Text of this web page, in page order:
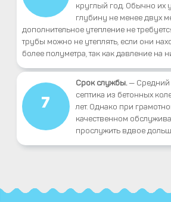
круглый год. Обычно их
глубину не менее двух
дополнительное утепление не
трубы можно не утеплять, если они
более полуметра, так как давление на
7
Срок службы.— Средний
септика из бетонных
лет. Однако при
качественном
прослужить вдвое